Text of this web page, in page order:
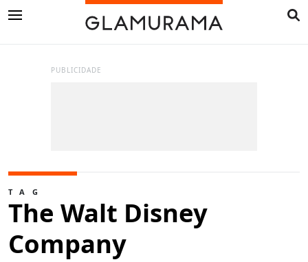
PUBLICIDADE
TAG
The Walt Disney
Company